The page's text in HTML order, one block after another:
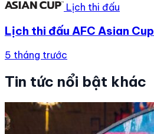
Lịch thi đấu
Lịch thi đấu AFC Asian
5 tháng trước
Tin tức nổi bật khác